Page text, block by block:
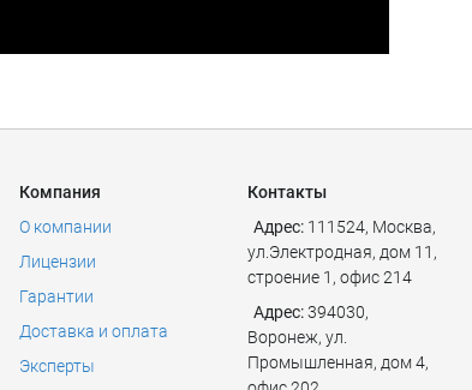
Компания
О компании
Лицензии
Гарантии
Доставка и оплата
Эксперты
Контакты
Адрес: 111524, Москва,
ул.Электродная, дом 11,
строение 1, офис 214
Адрес:394030,
Воронеж, ул.
Промышленная, дом 4,